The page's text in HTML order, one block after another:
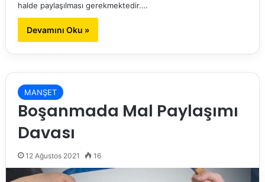
halde paylaşılması gerekmektedir.…
Devamını Oku »
MANŞET
Boşanmada Mal Paylaşımı
Davası
12 Ağustos 2021 16